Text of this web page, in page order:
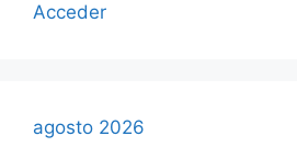
Acceder
agosto 2026